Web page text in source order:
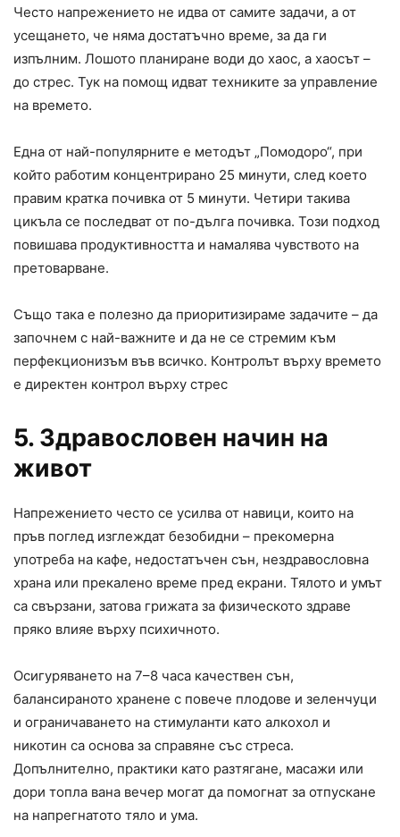
Често напрежението не идва от самите задачи, а от
усещането, че няма достатъчно време, за да ги
изпълним. Лошото планиране води до хаос, а хаосът –
до стрес. Тук на помощ идват техниките за управление
на времето.
Една от най-популярните е методът „Помодоро“, при
който работим концентрирано 25 минути, след което
правим кратка почивка от 5 минути. Четири такива
цикъла се последват от по-дълга почивка. Този подход
повишава продуктивността и намалява чувството на
претоварване.
Също така е полезно да приоритизираме задачите – да
започнем с най-важните и да не се стремим към
перфекционизъм във всичко. Контролът върху времето
е директен контрол върху стрес
5. Здравословен начин на
живот
Напрежението често се усилва от навици, които на
пръв поглед изглеждат безобидни – прекомерна
употреба на кафе, недостатъчен сън, нездравословна
храна или прекалено време пред екрани. Тялото и умът
са свързани, затова грижата за физическото здраве
пряко влияе върху психичното.
Осигуряването на 7–8 часа качествен сън,
балансираното хранене с повече плодове и зеленчуци
и ограничаването на стимуланти като алкохол и
никотин са основа за справяне със стреса.
Допълнително, практики като разтягане, масажи или
дори топла вана вечер могат да помогнат за отпускане
на напрегнатото тяло и ума.